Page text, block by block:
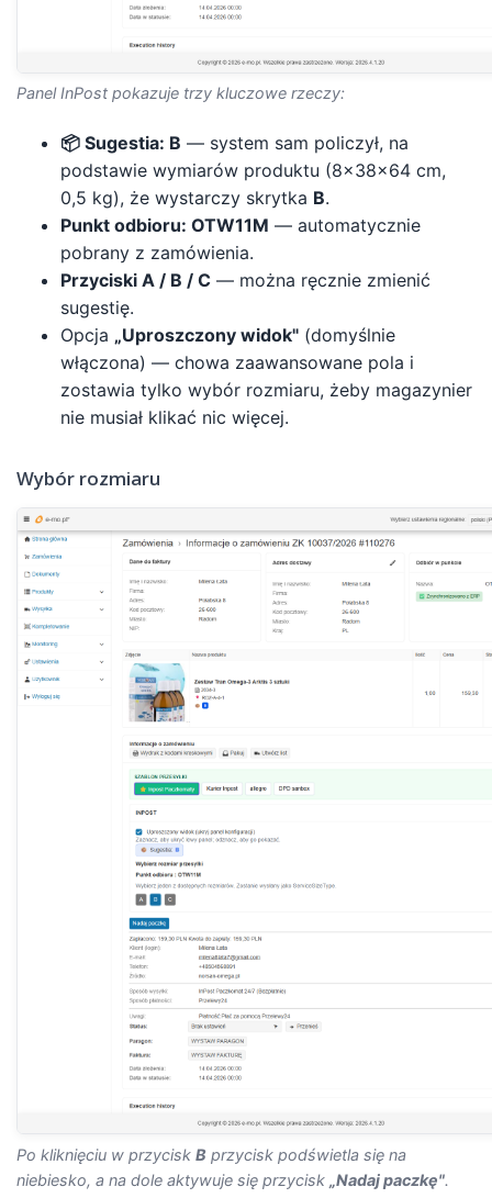
Panel InPost pokazuje trzy kluczowe rzeczy:
📦 Sugestia: B — system sam policzył, na
podstawie wymiarów produktu (8×38×64 cm,
0,5 kg), że wystarczy skrytka B.
Punkt odbioru: OTW11M — automatycznie
pobrany z zamówienia.
Przyciski A / B / C — można ręcznie zmienić
sugestię.
Opcja „Uproszczony widok" (domyślnie
włączona) — chowa zaawansowane pola i
zostawia tylko wybór rozmiaru, żeby magazynier
nie musiał klikać nic więcej.
Wybór rozmiaru
Po kliknięciu w przycisk B przycisk podświetla się na
niebiesko, a na dole aktywuje się przycisk „Nadaj paczkę".